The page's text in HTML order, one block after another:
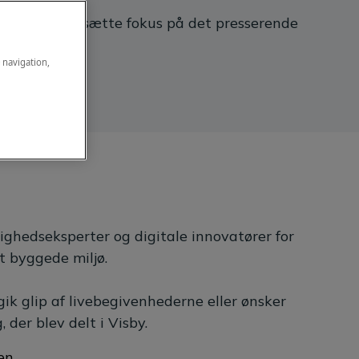
for at sætte fokus på det presserende
og digitale innovatører for
byggede miljø.
glip af livebegivenhederne eller ønsker
der blev delt i Visby.
navigation,